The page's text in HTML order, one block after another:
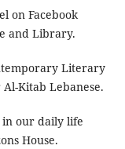
on Facebook
and Library.
Literary
Kitab Lebanese.
in our daily life
House.